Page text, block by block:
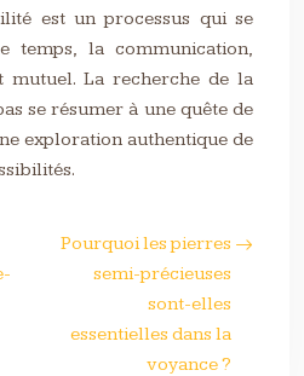
est un processus qui se
temps, la communication,
mutuel. La recherche de la
se résumer à une quête de
exploration authentique de
Pourquoi les pierres
semi-précieuses
sont-elles
essentielles dans la
voyance ?